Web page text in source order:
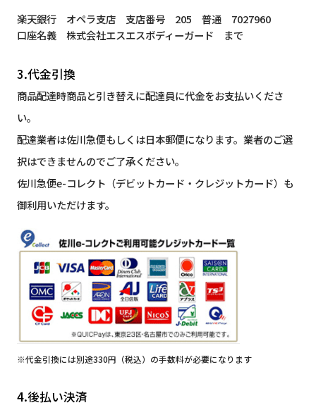
楽天銀行 オペラ支店 支店番号 205 普通 7027960
口座名義 株式会社エスエスボディーガード まで
3.代金引換
商品配達時商品と引き替えに配達員に代金をお支払いくださ
い。
配達業者は佐川急便もしくは日本郵便になります。業者のご選
択はできませんのでご了承ください。
佐川急便e-コレクト（デビットカード・クレジットカード）も
御利用いただけます。
※代金引換には別途330円（税込）の手数料が必要になります
4.後払い決済